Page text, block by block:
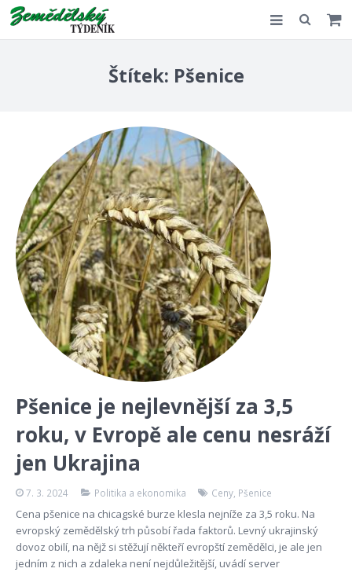
Kontakt
Štítek: Pšenice
Pšenice je nejlevnější za 3,5
roku, v Evropě ale cenu nesráží
jen Ukrajina
7. 3. 2024 Politika a ekonomika Ceny, Pšenice
Cena pšenice na chicagské burze klesla nejníže za 3,5 roku. Na
evropský zemědělský trh působí řada faktorů. Levný ukrajinský
dovoz obilí, na nějž si stěžují někteří evropští zemědělci, je ale jen
jedním z nich a zdaleka není nejdůležitější, uvádí server